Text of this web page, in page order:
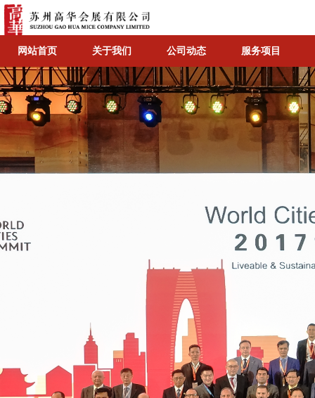
网站首页 关于我们 公司动态 服务项目